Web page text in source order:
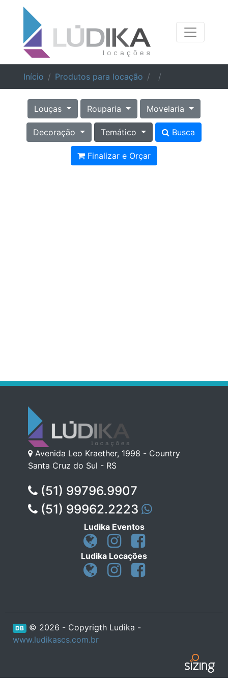
Início Produtos para locação
Louças Rouparia Movelaria
Decoração Temático Busca
Finalizar e Orçar
Avenida Leo Kraether, 1998 - Country
Santa Cruz do Sul - RS
(51) 99796.9907
(51) 99962.2223
Ludika Eventos
Ludika Locações
DB © 2026 - Copyrigth Ludika -
www.ludikascs.com.br